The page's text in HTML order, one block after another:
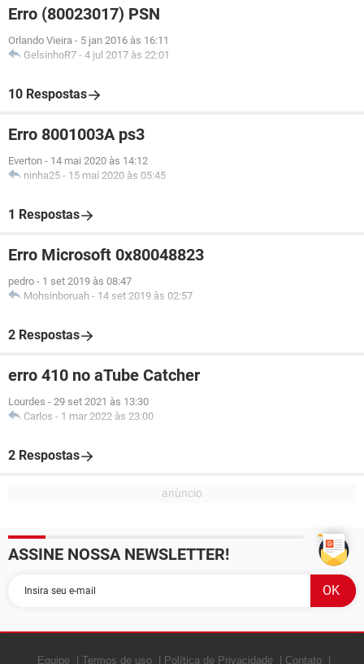
Erro (80023017) PSN
Orlando Vieira - 5 jan 2016 às 16:11
GelsinhoR7 - 4 jul 2017 às 22:01
10 Respostas
Erro 8001003A ps3
Everton - 14 mai 2020 às 14:12
ninha25 - 15 mai 2020 às 05:45
1 Respostas
Erro Microsoft 0x80048823
pedro - 1 set 2019 às 08:47
Mohsinboruah - 14 set 2019 às 02:57
2 Respostas
erro 410 no aTube Catcher
Lourdes - 29 set 2021 às 13:30
Carlos - 1 mar 2022 às 23:00
2 Respostas
ASSINE NOSSA NEWSLETTER!
Equipe Termos de uso Política de Privacidade Contato